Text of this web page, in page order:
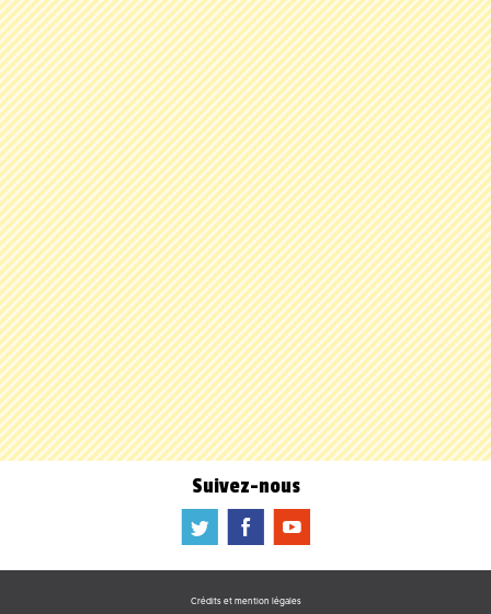
Suivez-nous
a b f
Crédits et mention légales